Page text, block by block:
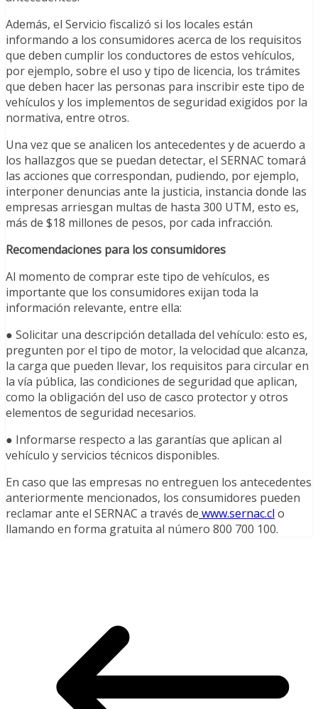
Además, el Servicio fiscalizó si los locales están
informando a los consumidores acerca de los requisitos
que deben cumplir los conductores de estos vehículos,
por ejemplo, sobre el uso y tipo de licencia, los trámites
que deben hacer las personas para inscribir este tipo de
vehículos y los implementos de seguridad exigidos por la
normativa, entre otros.
Una vez que se analicen los antecedentes y de acuerdo a
los hallazgos que se puedan detectar, el SERNAC tomará
las acciones que correspondan, pudiendo, por ejemplo,
interponer denuncias ante la justicia, instancia donde las
empresas arriesgan multas de hasta 300 UTM, esto es,
más de $18 millones de pesos, por cada infracción.
Recomendaciones para los consumidores
Al momento de comprar este tipo de vehículos, es
importante que los consumidores exijan toda la
información relevante, entre ella:
● Solicitar una descripción detallada del vehículo: esto es,
pregunten por el tipo de motor, la velocidad que alcanza,
la carga que pueden llevar, los requisitos para circular en
la vía pública, las condiciones de seguridad que aplican,
como la obligación del uso de casco protector y otros
elementos de seguridad necesarios.
● Informarse respecto a las garantías que aplican al
vehículo y servicios técnicos disponibles.
En caso que las empresas no entreguen los antecedentes
anteriormente mencionados, los consumidores pueden
reclamar ante el SERNAC a través de www.sernac.cl o
llamando en forma gratuita al número 800 700 100.